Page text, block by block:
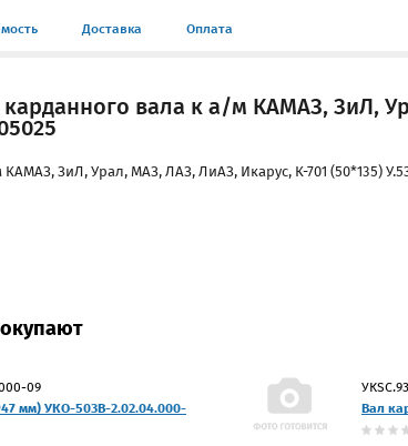
Доставка Оплата
вала к а/м КАМАЗ, ЗиЛ,
ЗиЛ, Урал, МАЗ, ЛАЗ, ЛиАЗ, Икарус, К-701 (50*135)
09
мм) УКО-503В-2.02.04.000-
Вал